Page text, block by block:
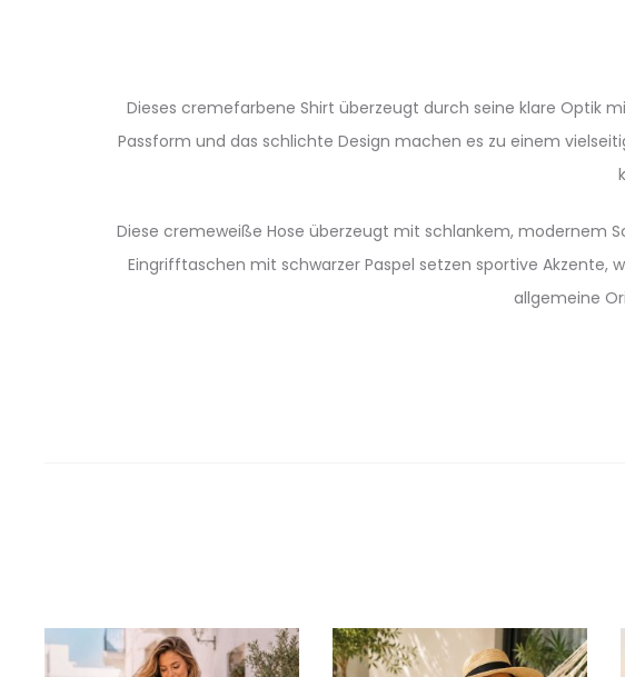
Dieses cremefarbene Shirt überzeugt durch seine klare Optik
Passform und das schlichte Design machen es zu einem
Diese cremeweiße Hose überzeugt mit schlankem, modernem
Eingrifftaschen mit schwarzer Paspel setzen sportive
allgemeine